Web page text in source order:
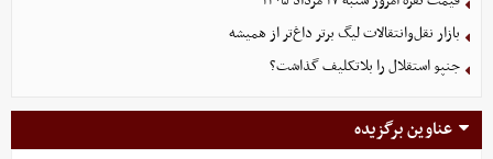
بازار نقل‌وانتقالات لیگ برتر داغ‌تر از همیشه
جنپو استقلال را بلاتکلیف گذاشت؟
عناوین برگزیده